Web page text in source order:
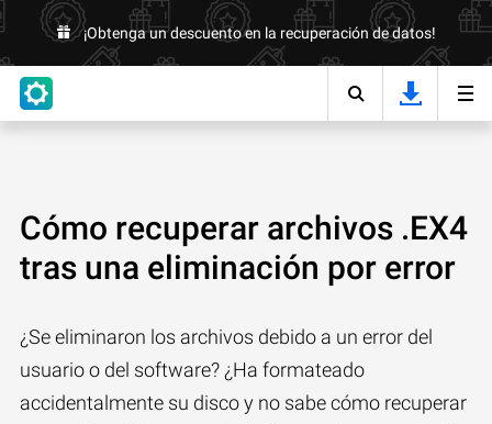
¡Obtenga un descuento en la recuperación de datos!
Cómo recuperar archivos .EX4
tras una eliminación por error
¿Se eliminaron los archivos debido a un error del
usuario o del software? ¿Ha formateado
accidentalmente su disco y no sabe cómo recuperar